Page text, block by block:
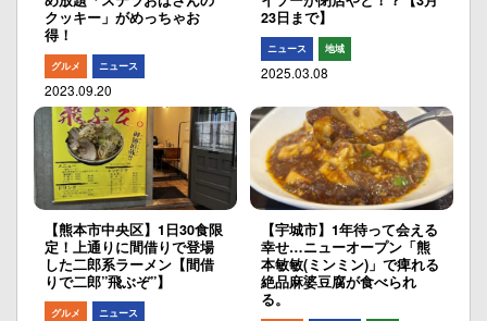
クッキー」がめっちゃお
得！
グルメ ニュース
2023.09.20
23日まで】
ニュース 地域
2025.03.08
【熊本市中央区】1日30食限
定！上通りに間借りで登場
した二郎系ラーメン【間借
りで二郎”飛ぶぞ”】
グルメ ニュース
【宇城市】1年待って会える
幸せ…ニューオープン「熊
本敏敏(ミンミン)」で痺れる
絶品麻婆豆腐が食べられ
る。